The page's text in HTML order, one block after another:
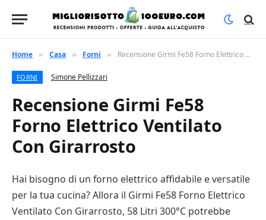
Home » Casa » Forni » Recensione Girmi Fe58 Forno Elettrico Ventilato Con Girarrosto
FORNI Simone Pellizzari
Recensione Girmi Fe58
Forno Elettrico Ventilato
Con Girarrosto
Hai bisogno di un forno elettrico affidabile e versatile
per la tua cucina? Allora il Girmi Fe58 Forno Elettrico
Ventilato Con Girarrosto, 58 Litri 300°C potrebbe